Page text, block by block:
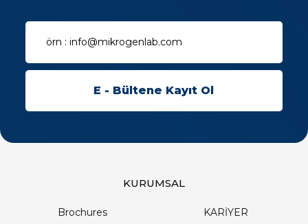
KURUMSAL
Brochures
KARİYER